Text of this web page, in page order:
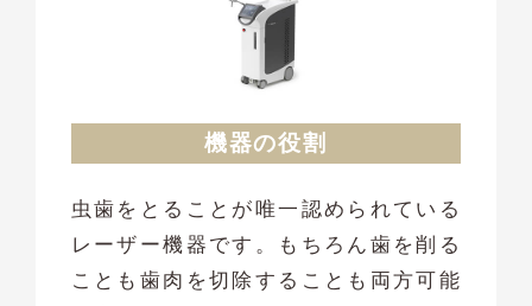
機器の役割
虫歯をとることが唯一認められている
レーザー機器です。もちろん歯を削る
ことも歯肉を切除することも両方可能